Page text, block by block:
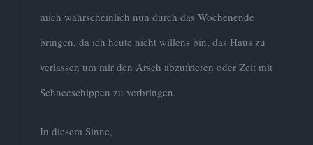
mich wahrscheinlich nun durch das Wochenende
bringen, da ich heute nicht willens bin, das Haus zu
verlassen um mir den Arsch abzufrieren oder Zeit mit
Schneeschippen zu verbringen.
In diesem Sinne,